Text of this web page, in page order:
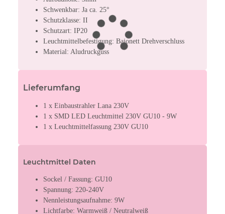
Schwenkbar: Ja ca. 25°
Schutzklasse: II
Schutzart: IP20
Leuchtmittelbefestigung: Bajonett Drehverschluss
Material: Aludruckguss
Lieferumfang
1 x Einbaustrahler Lana 230V
1 x SMD LED Leuchtmittel 230V GU10 - 9W
1 x Leuchtmittelfassung 230V GU10
Leuchtmittel Daten
Sockel / Fassung: GU10
Spannung: 220-240V
Nennleistungsaufnahme: 9W
Lichtfarbe: Warmweiß / Neutralweiß